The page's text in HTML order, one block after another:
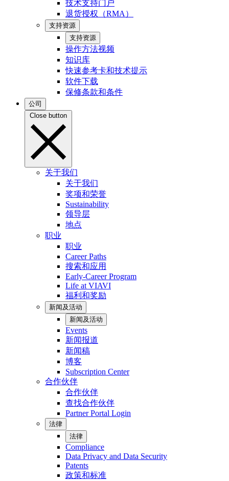
技术支持门户
退货授权（RMA）
支持资源
支持资源
操作方法视频
知识库
快速参考卡和技术提示
软件下载
保修条款和条件
公司
Close button
关于我们
关于我们
奖项和荣誉
Sustainability
领导层
地点
职业
职业
Career Paths
搜索和应用
Early-Career Program
Life at VIAVI
福利和奖励
新闻及活动
新闻及活动
Events
新闻报道
新闻稿
博客
Subscription Center
合作伙伴
合作伙伴
查找合作伙伴
Partner Portal Login
法律
法律
Compliance
Data Privacy and Data Security
Patents
政策和标准